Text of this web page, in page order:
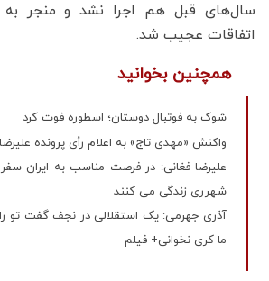
سال‌‌‌های قبل هم اجرا نشد و منجر به
اتفاقات عجیب شد.
همچنین بخوانید
شوک به فوتبال‌ دوستان؛ اسطوره فوت کرد
واکنش «مهدی تاج» به اعلام رأی پرونده علیرضا
علیرضا فغانی: در فرصت مناسب به ایران
شهرری زندگی می کنند
آذری جهرمی: یک استقلالی در نجف گفت تو
ما کری نخوانی+ فیلم